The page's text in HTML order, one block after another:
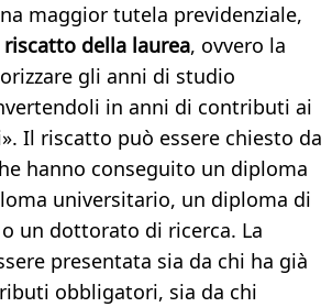
maggior tutela previdenziale,
riscatto della laurea, ovvero la
gli anni di studio
in anni di contributi ai
Il riscatto può essere chiesto da
hanno conseguito un diploma
universitario, un diploma di
un dottorato di ricerca. La
presentata sia da chi ha già
obbligatori, sia da chi